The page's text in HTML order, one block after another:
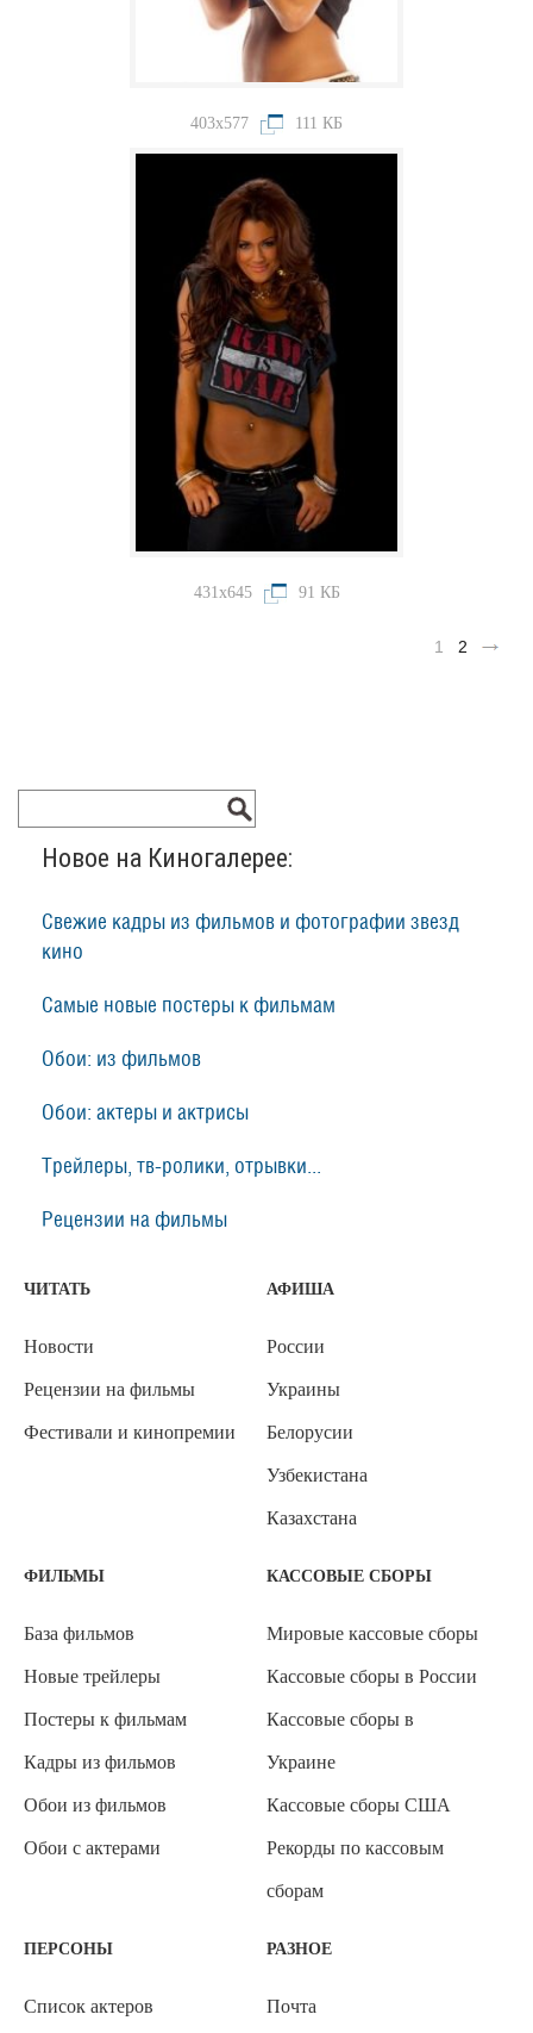
403x577 111 КБ
431x645 91 КБ
1 2
Новое на Киногалерее:
Свежие кадры из фильмов и фотографии звезд
кино
Самые новые постеры к фильмам
Обои: из фильмов
Обои: актеры и актрисы
Трейлеры, тв-ролики, отрывки...
Рецензии на фильмы
ЧИТАТЬ
Новости
Рецензии на фильмы
Фестивали и кинопремии
АФИША
России
Украины
Белорусии
Узбекистана
Казахстана
ФИЛЬМЫ
База фильмов
Новые трейлеры
Постеры к фильмам
Кадры из фильмов
Обои из фильмов
Обои с актерами
КАССОВЫЕ СБОРЫ
Мировые кассовые сборы
Кассовые сборы в России
Кассовые сборы в
Украине
Кассовые сборы США
Рекорды по кассовым
сборам
ПЕРСОНЫ
Список актеров
РАЗНОЕ
Почта